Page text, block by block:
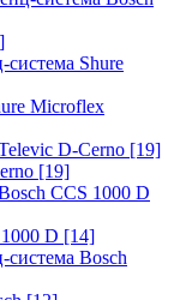
система Shure
Microflex
D-Cerno [19]
[19]
CCS 1000 D
D [14]
система Bosch